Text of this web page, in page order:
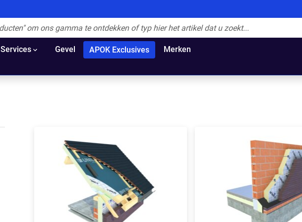
Services Gevel APOK Exclusives Merken